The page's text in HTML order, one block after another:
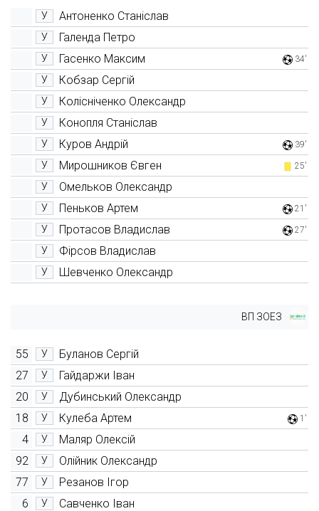
У Антоненко Станіслав
У Галенда Петро
У Гасенко Максим 34'
У Кобзар Сергій
У Колісніченко Олександр
У Конопля Станіслав
У Куров Андрій 39'
У Мирошников Євген 25'
У Омельков Олександр
У Пеньков Артем 21'
У Протасов Владислав 27'
У Фірсов Владислав
У Шевченко Олександр
ВП ЗОЕЗ
55 У
Буланов Сергій
27
У
Гайдаржи Іван
20
У
Дубинський Олександр
18
У Кулеба Артем 1'
4 У
Маляр Олексій
92
У
Олійник Олександр
77
У
Резанов Ігор
6
У
Савченко Іван